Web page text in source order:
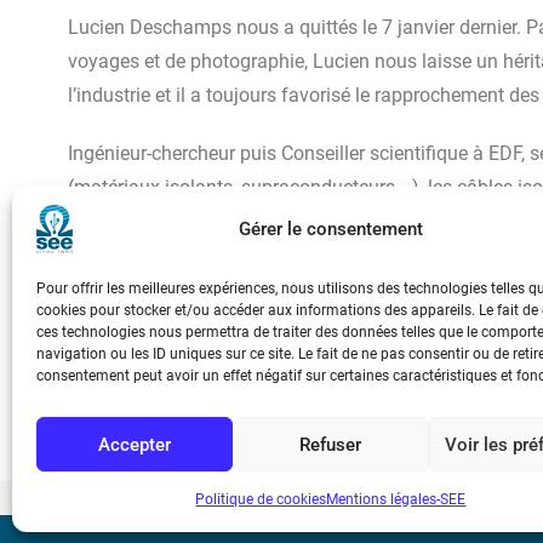
Gérer le consentement
Pour offrir les meilleures expériences, nous utilisons des technologies telles
cookies pour stocker et/ou accéder aux informations des appareils. Le fait de
ces technologies nous permettra de traiter des données telles que le
navigation ou les ID uniques sur ce site. Le fait de ne pas consentir ou de
consentement peut avoir un effet négatif sur certaines caractéristiques et
Accepter Refuser Voir les
Politique de cookiesMentions légales-SEE
Lucien Deschamps nous a quittés le 7 janvier dernier.
voyages et de photographie, Lucien nous laisse un
l’industrie et il a toujours favorisé le rapprochement
Ingénieur-chercheur puis Conseiller scientifique à
(matériaux isolants, supraconducteurs,…), les câbles
particulière, les énergies nouvelles et la prospective
Il savait s’entourer d’équipes d’experts qui comme
cordée, il les entraînaient dans des défis nouveaux
charisme, son humanité et sa gentillesse.